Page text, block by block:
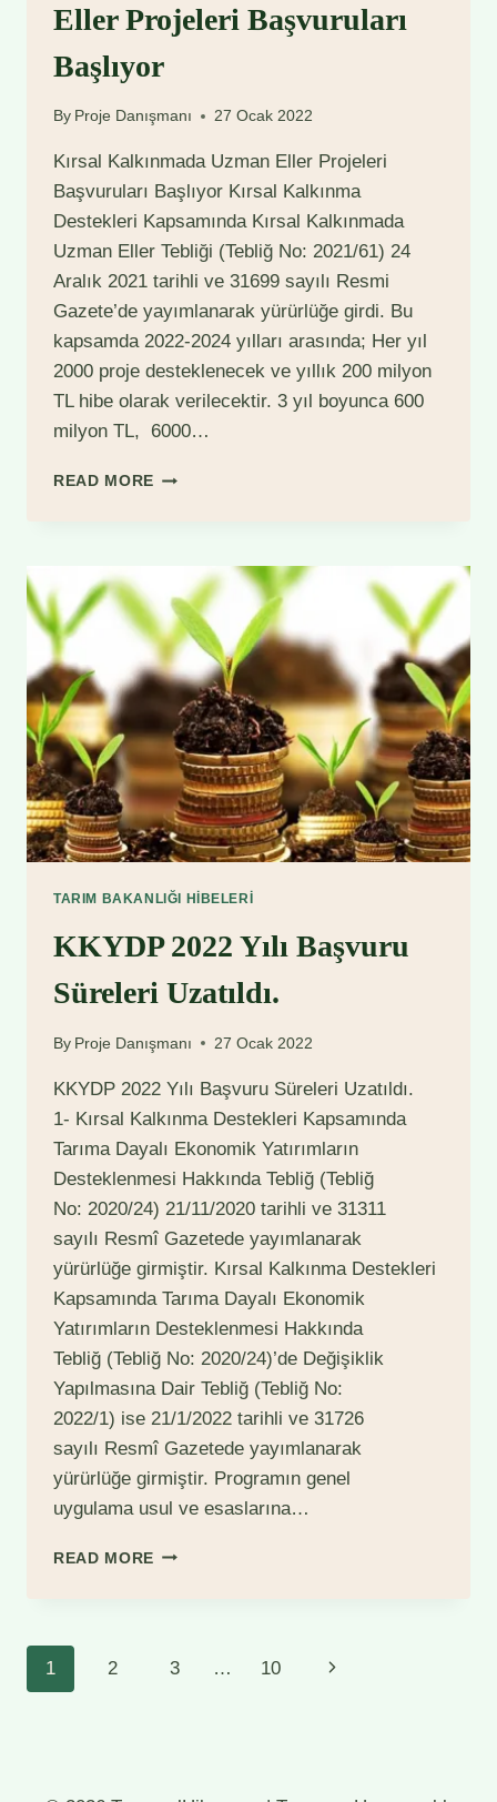
Eller Projeleri Başvuruları
Başlıyor
By Proje Danışmanı 27 Ocak 2022
Kırsal Kalkınmada Uzman Eller Projeleri
Başvuruları Başlıyor Kırsal Kalkınma
Destekleri Kapsamında Kırsal Kalkınmada
Uzman Eller Tebliği (Tebliğ No: 2021/61) 24
Aralık 2021 tarihli ve 31699 sayılı Resmi
Gazete’de yayımlanarak yürürlüğe girdi. Bu
kapsamda 2022-2024 yılları arasında; Her yıl
2000 proje desteklenecek ve yıllık 200 milyon
TL hibe olarak verilecektir. 3 yıl boyunca 600
milyon TL, 6000…
READ MORE KIRSAL
PROJELERI
BAŞVURULARI
BAŞLIYOR
TARIM BAKANLIĞI HIBELERI
KKYDP 2022 Yılı Başvuru
Süreleri Uzatıldı.
By Proje Danışmanı 27 Ocak 2022
KKYDP 2022 Yılı Başvuru Süreleri Uzatıldı.
1- Kırsal Kalkınma Destekleri Kapsamında
Tarıma Dayalı Ekonomik Yatırımların
Desteklenmesi Hakkında Tebliğ (Tebliğ
No: 2020/24) 21/11/2020 tarihli ve 31311
sayılı Resmî Gazetede yayımlanarak
yürürlüğe girmiştir. Kırsal Kalkınma Destekleri
Kapsamında Tarıma Dayalı Ekonomik
Yatırımların Desteklenmesi Hakkında
Tebliğ (Tebliğ No: 2020/24)’de Değişiklik
Yapılmasına Dair Tebliğ (Tebliğ No:
2022/1) ise 21/1/2022 tarihli ve 31726
sayılı Resmî Gazetede yayımlanarak
yürürlüğe girmiştir. Programın genel
uygulama usul ve esaslarına…
READ MORE KKYDP
UZATILDI.
Page
1 2 3 … 10
Next